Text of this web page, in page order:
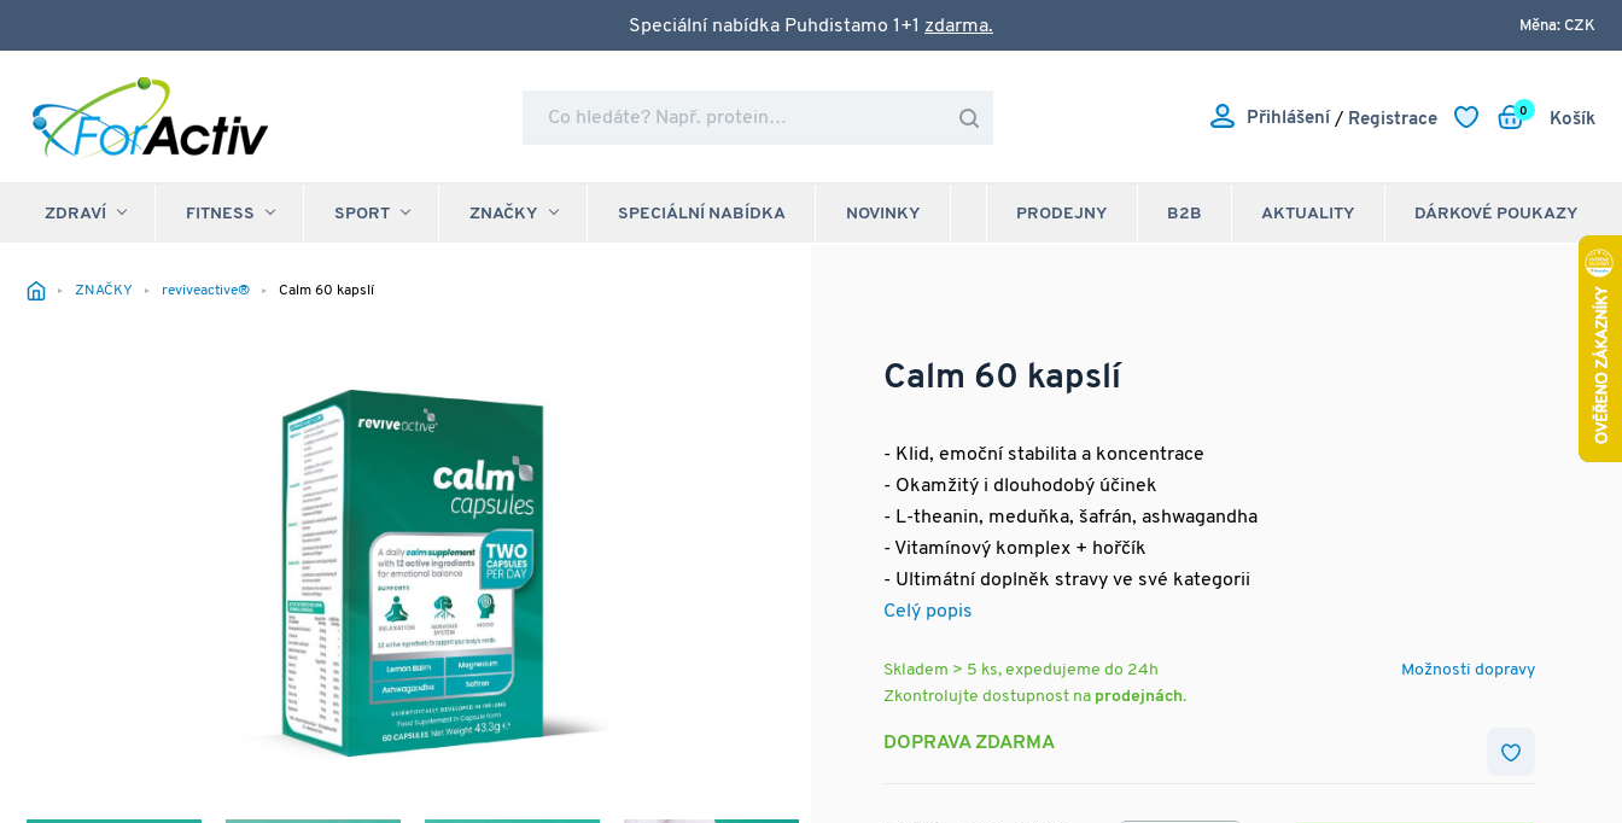
Speciální nabídka Puhdistamo 1+1 zdarma. Měna: CZK
Přihlášení / Registrace Košík
0
ZDRAVÍ FITNESS SPORT ZNAČKY SPECIÁLNÍ NABÍDKA NOVINKY DÁRKOVÉ POUKAZY
AKTUALITY
B2B
PRODEJNY
ZNAČKY reviveactive® Calm 60 kapslí
Calm 60 kapslí
- Klid, emoční stabilita a koncentrace
- Okamžitý i dlouhodobý účinek
- L-theanin, meduňka, šafrán, ashwagandha
- Vitamínový komplex + hořčík
- Ultimátní doplněk stravy ve své kategorii
Celý popis
Možnosti dopravy
Skladem > 5 ks, expedujeme do 24h
Zkontrolujte dostupnost na prodejnách.
DOPRAVA ZDARMA